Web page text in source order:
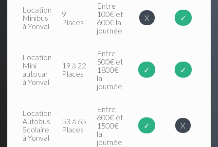
Location
Minibus
à Yonval
9
Places
Entre
100€ et
600€ la
journée
X ✓
Location
Mini
autocar
à Yonval
19 à 22
Places
Entre
500€ et
1800€
la
journée
✓ ✓
Location
Autobus
Scolaire
à Yonval
53 à 65
Places
Entre
600€ et
1500€
la
journée
✓ X